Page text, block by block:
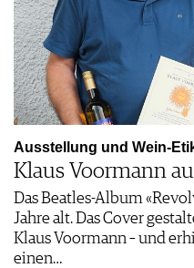
Ausstellung und Wein-
Klaus Voormann
Das Beatles-Album
Jahre alt. Das Cover
Klaus Voormann – und
einen…